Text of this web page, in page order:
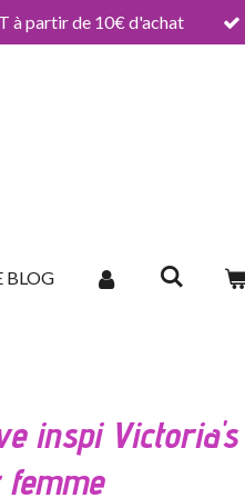
à partir de 10€ d'achat
BLOG
inspi